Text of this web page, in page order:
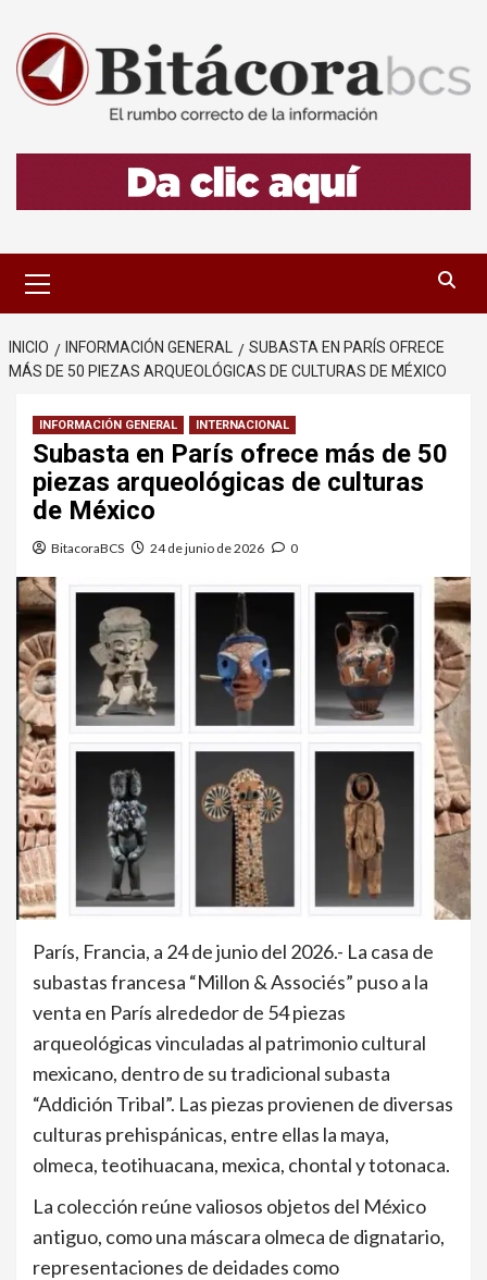
contenido
primario
INICIO INFORMACIÓN GENERAL
SUBASTA EN PARÍS OFRECE
MÁS DE 50 PIEZAS ARQUEOLÓGICAS DE CULTURAS DE MÉXICO
INFORMACIÓN GENERAL INTERNACIONAL
Subasta en París ofrece más de 50
piezas arqueológicas de culturas
de México
BitacoraBCS 24 de junio de 2026 0
París, Francia, a 24 de junio del 2026.- La casa de
subastas francesa “Millon & Associés” puso a la
venta en París alrededor de 54 piezas
arqueológicas vinculadas al patrimonio cultural
mexicano, dentro de su tradicional subasta
“Addición Tribal”. Las piezas provienen de diversas
culturas prehispánicas, entre ellas la maya,
olmeca, teotihuacana, mexica, chontal y totonaca.
La colección reúne valiosos objetos del México
antiguo, como una máscara olmeca de dignatario,
representaciones de deidades como